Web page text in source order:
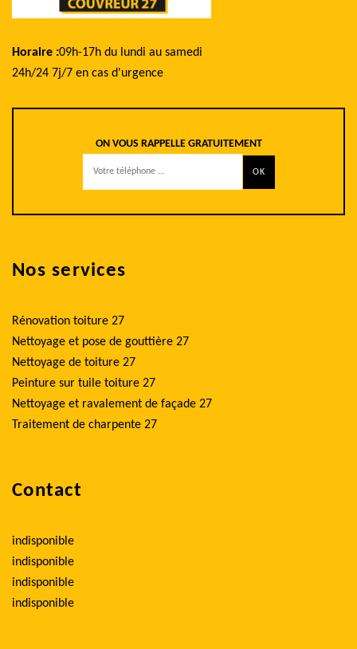
Horaire :09h-17h du lundi au samedi
24h/24 7j/7 en cas d'urgence
ON VOUS RAPPELLE GRATUITEMENT
Nos services
Rénovation toiture 27
Nettoyage et pose de gouttière 27
Nettoyage de toiture 27
Peinture sur tuile toiture 27
Nettoyage et ravalement de façade 27
Traitement de charpente 27
Contact
indisponible
indisponible
indisponible
indisponible